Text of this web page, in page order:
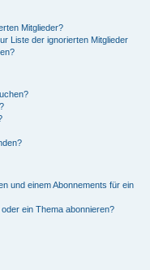
Mitglieder?
Liste der ignorierten Mitglieder
und einem Abonnements für ein
ein Thema abonnieren?